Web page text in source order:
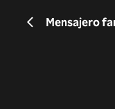
Mensajero